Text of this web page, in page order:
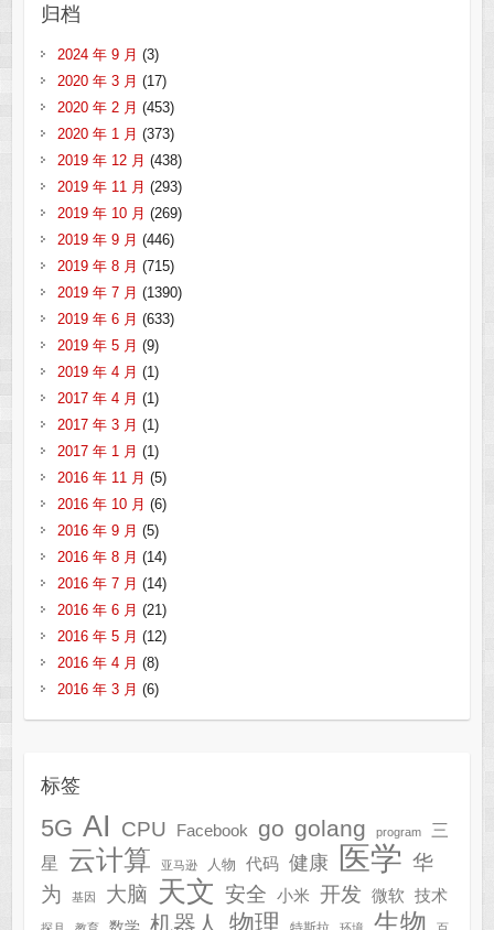
归档
2024 年 9 月 (3)
2020 年 3 月 (17)
2020 年 2 月 (453)
2020 年 1 月 (373)
2019 年 12 月 (438)
2019 年 11 月 (293)
2019 年 10 月 (269)
2019 年 9 月 (446)
2019 年 8 月 (715)
2019 年 7 月 (1390)
2019 年 6 月 (633)
2019 年 5 月 (9)
2019 年 4 月 (1)
2017 年 4 月 (1)
2017 年 3 月 (1)
2017 年 1 月 (1)
2016 年 11 月 (5)
2016 年 10 月 (6)
2016 年 9 月 (5)
2016 年 8 月 (14)
2016 年 7 月 (14)
2016 年 6 月 (21)
2016 年 5 月 (12)
2016 年 4 月 (8)
2016 年 3 月 (6)
标签
5G AI CPU Facebook go golang program
三
星
云计算 亚马逊 人物 代码 健康 医学 华
为
基因 大脑 天文 安全 小米 开发 微软 技术
机器人 物理 生物